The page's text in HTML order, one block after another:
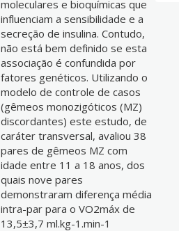
moleculares e bioquímicas que
influenciam a sensibilidade e a
secreção de insulina. Contudo,
não está bem definido se esta
associação é confundida por
fatores genéticos. Utilizando o
modelo de controle de casos
(gêmeos monozigóticos (MZ)
discordantes) este estudo, de
caráter transversal, avaliou 38
pares de gêmeos MZ com
idade entre 11 a 18 anos, dos
quais nove pares
demonstraram diferença média
intra-par para o VO2máx de
13,5±3,7 ml.kg-1.min-1